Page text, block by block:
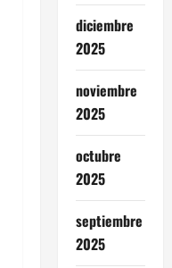
diciembre
2025
noviembre
2025
octubre
2025
septiembre
2025